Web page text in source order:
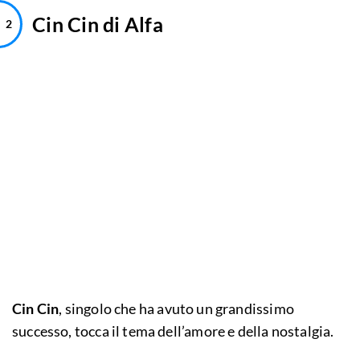
Cin Cin di Alfa
Cin Cin, singolo che ha avuto un grandissimo
successo, tocca il tema dell’amore e della nostalgia.